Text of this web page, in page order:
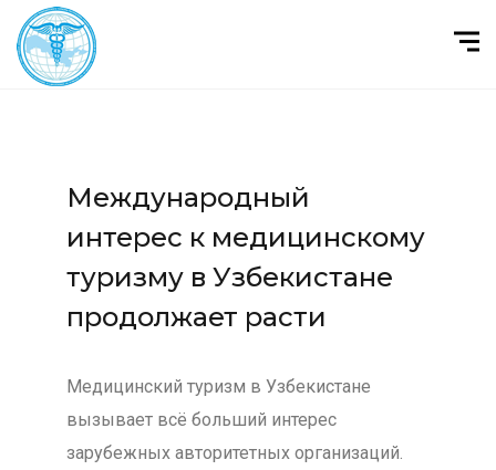
Международный
интерес к медицинскому
туризму в Узбекистане
продолжает расти
Медицинский туризм в Узбекистане
вызывает всё больший интерес
зарубежных авторитетных организаций.